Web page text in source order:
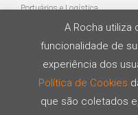
Portuários e Logística
Desenvolvido por
A Rocha utiliza
funcionalidade de
experiência dos
Política de Cookies
que são coletados